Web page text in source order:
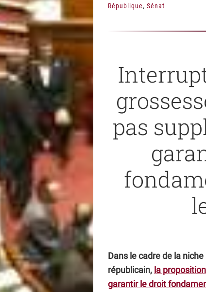
République, Sénat
pas
Dans le cadre de la
républicain, la
garantir le droit